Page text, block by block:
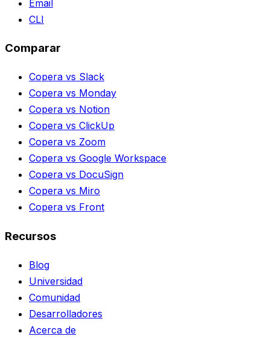
Email
CLI
Comparar
Copera vs Slack
Copera vs Monday
Copera vs Notion
Copera vs ClickUp
Copera vs Zoom
Copera vs Google Workspace
Copera vs DocuSign
Copera vs Miro
Copera vs Front
Recursos
Blog
Universidad
Comunidad
Desarrolladores
Acerca de